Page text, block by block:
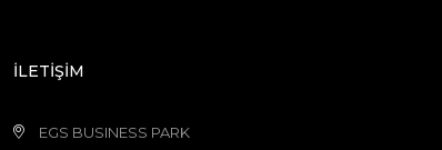
İLETİŞİM
EGS BUSINESS PARK